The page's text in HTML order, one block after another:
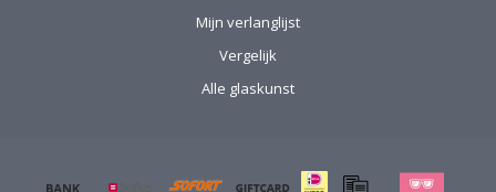
Mijn verlanglijst
Vergelijk
Alle glaskunst